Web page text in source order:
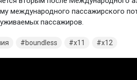
международного пассажирского
пассажиров.
boundless x11 x12